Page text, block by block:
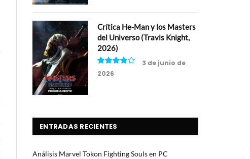
Crítica He-Man y los Masters
del Universo (Travis Knight,
2026)
7.5
3 de junio de
2026
ENTRADAS RECIENTES
Análisis Marvel Tokon Fighting Souls en PC